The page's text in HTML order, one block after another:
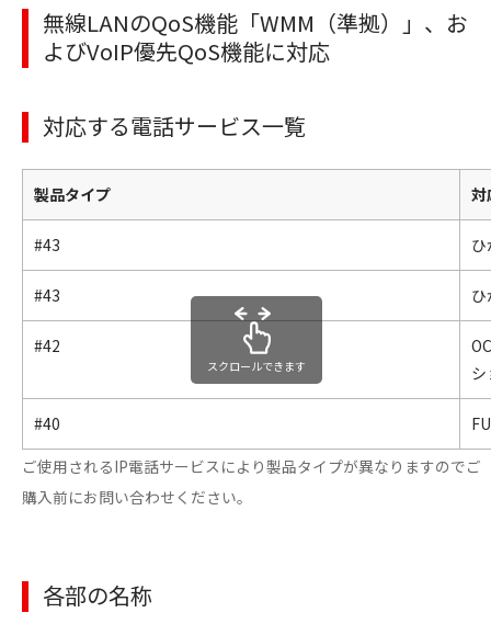
無線LANのQoS機能「WMM（準拠）」、お
よびVoIP優先QoS機能に対応
対応する電話サービス一覧
製品タイプ 対
#43
#43
#42
#40
ご使用されるIP電話サービスにより製品タイプが異なりますのでご
購入前にお問い合わせください。
スクロールできます
各部の名称